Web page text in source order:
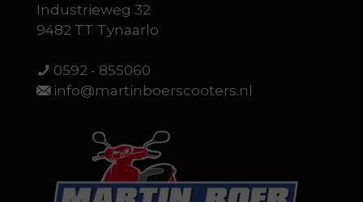
Industrieweg 32
9482 TT Tynaarlo
0592 - 855060
info@martinboerscooters.nl